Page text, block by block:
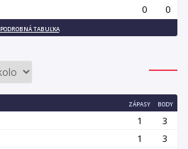
0 0
PODROBNÁ TABUĽKA
ZÁPASY BODY
1
3
1
3